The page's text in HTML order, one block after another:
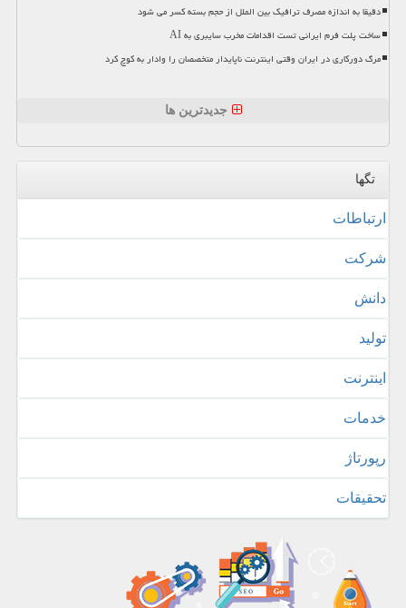
دقیقا به اندازه مصرف ترافیک بین الملل از حجم بسته کسر می شود
ساخت پلت فرم ایرانی تست اقدامات مخرب سایبری به AI
مرگ دورکاری در ایران وقتی اینترنت ناپایدار متخصصان را وادار به کوچ کرد
جدیدترین ها
تگها
ارتباطات
شركت
دانش
تولید
اینترنت
خدمات
رپورتاژ
تحقیقات